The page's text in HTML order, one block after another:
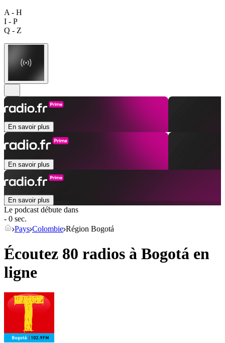
A - H
I - P
Q - Z
En savoir plus
En savoir plus
En savoir plus
Le podcast débute dans
- 0 sec.
Pays Colombie Région Bogotá
Écoutez 80 radios à Bogotá en
ligne